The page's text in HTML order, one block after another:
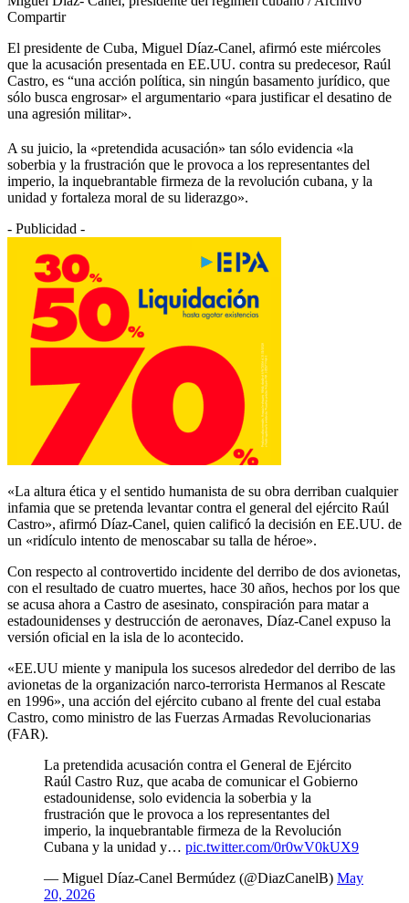
Compartir
El presidente de Cuba, Miguel Díaz-Canel, afirmó este miércoles
que la acusación presentada en EE.UU. contra su predecesor, Raúl
Castro, es “una acción política, sin ningún basamento jurídico, que
sólo busca engrosar» el argumentario «para justificar el desatino de
una agresión militar».
A su juicio, la «pretendida acusación» tan sólo evidencia «la
soberbia y la frustración que le provoca a los representantes del
imperio, la inquebrantable firmeza de la revolución cubana, y la
unidad y fortaleza moral de su liderazgo».
- Publicidad -
«La altura ética y el sentido humanista de su obra derriban cualquier
infamia que se pretenda levantar contra el general del ejército Raúl
Castro», afirmó Díaz-Canel, quien calificó la decisión en EE.UU. de
un «ridículo intento de menoscabar su talla de héroe».
Con respecto al controvertido incidente del derribo de dos avionetas,
con el resultado de cuatro muertes, hace 30 años, hechos por los que
se acusa ahora a Castro de asesinato, conspiración para matar a
estadounidenses y destrucción de aeronaves, Díaz-Canel expuso la
versión oficial en la isla de lo acontecido.
«EE.UU miente y manipula los sucesos alrededor del derribo de las
avionetas de la organización narco-terrorista Hermanos al Rescate
en 1996», una acción del ejército cubano al frente del cual estaba
Castro, como ministro de las Fuerzas Armadas Revolucionarias
(FAR).
La pretendida acusación contra el General de Ejército
Raúl Castro Ruz, que acaba de comunicar el Gobierno
estadounidense, solo evidencia la soberbia y la
frustración que le provoca a los representantes del
imperio, la inquebrantable firmeza de la Revolución
Cubana y la unidad y… pic.twitter.com/0r0wV0kUX9
— Miguel Díaz-Canel Bermúdez (@DiazCanelB) May
20, 2026